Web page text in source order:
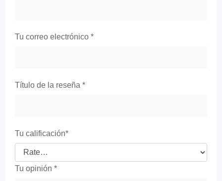
Tu correo electrónico *
Título de la reseña *
Tu calificación*
Tu opinión *